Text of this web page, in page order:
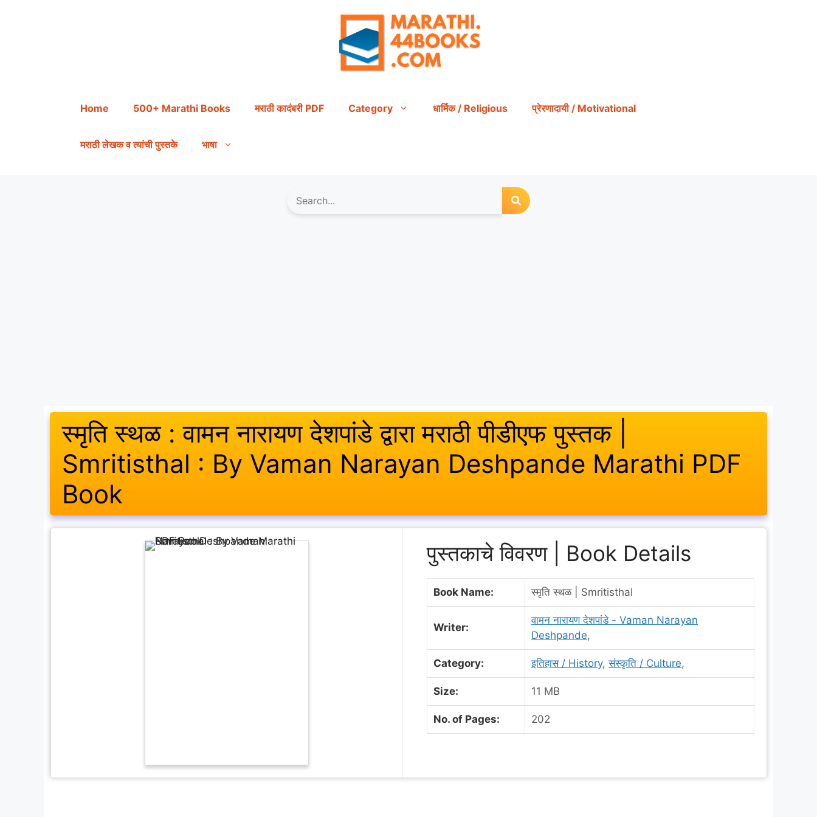
Home 500+ Marathi Books मराठी कादंबरी PDF Category धार्मिक / Religious प्रेरणादायी / Motivational
मराठी लेखक व त्यांची पुस्तके भाषा
स्मृति स्थळ : वामन नारायण देशपांडे द्वारा मराठी पीडीएफ पुस्तक |
Smritisthal : By Vaman Narayan Deshpande Marathi PDF
Book
पुस्तकाचे विवरण | Book Details
Book Name: स्मृति स्थळ | Smritisthal
Writer:
वामन नारायण देशपांडे - Vaman Narayan
Deshpande,
Category: इतिहास / History,संस्कृति / Culture,
Size: 11 MB
No. of Pages: 202